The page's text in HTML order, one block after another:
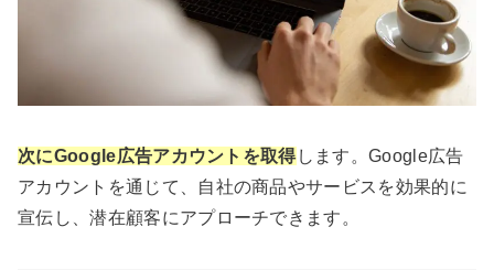
次にGoogle広告アカウントを取得します。Google広告
アカウントを通じて、自社の商品やサービスを効果的に
宣伝し、潜在顧客にアプローチできます。